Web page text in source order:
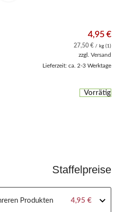
4,95 €
27,50 € / kg (1)
zzgl. Versand
Lieferzeit: ca. 2-3 Werktage
Vorrätig
Staffelpreise
Produkten 4,95 €